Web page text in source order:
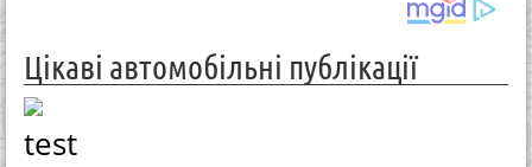
Цікаві автомобільні публікації
test